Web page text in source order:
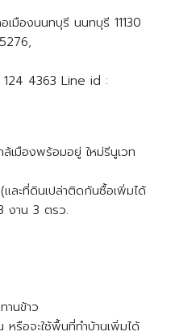
เมืองนนทบุรี นนทบุรี 11130
4363 Line id :
ล้เมืองพร้อมอยู่ ใหม่รีนูเวท
ละที่ดินเปล่าติดกันซื้อเพิ่มได้
งาน 3 ตรว.
านข้าว
รือจะใช้พื้นที่ทำบ้านเพิ่มได้